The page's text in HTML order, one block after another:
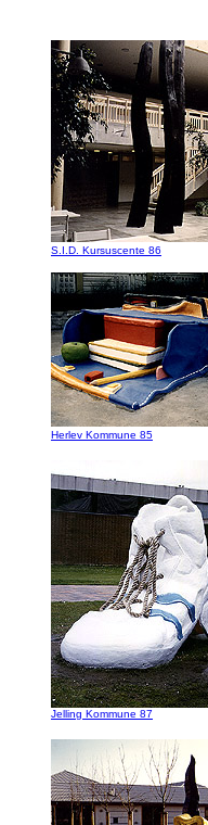
S.I.D. Kursuscente 86
Herlev Kommune 85
Jelling Kommune 87